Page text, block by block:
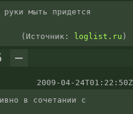
мыть придется
(Источник:
loglist.ru )
–
2009-04-24T01:22:50Z
в сочетании с